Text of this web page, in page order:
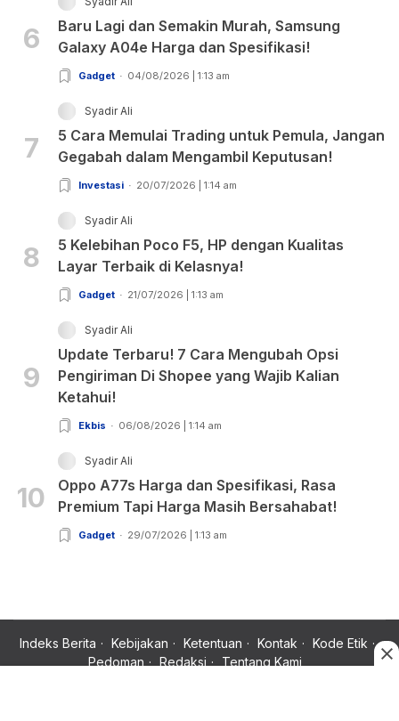
6
Baru Lagi dan Semakin Murah, Samsung
Galaxy A04e Harga dan Spesifikasi!
Gadget 04/08/2026 | 1:13 am
7
Syadir Ali
5 Cara Memulai Trading untuk Pemula, Jangan
Gegabah dalam Mengambil Keputusan!
Investasi 20/07/2026 | 1:14 am
8
Syadir Ali
5 Kelebihan Poco F5, HP dengan Kualitas
Layar Terbaik di Kelasnya!
Gadget 21/07/2026 | 1:13 am
9
Syadir Ali
Update Terbaru! 7 Cara Mengubah Opsi
Pengiriman Di Shopee yang Wajib Kalian
Ketahui!
Ekbis 06/08/2026 | 1:14 am
10
Syadir Ali
Oppo A77s Harga dan Spesifikasi, Rasa
Premium Tapi Harga Masih Bersahabat!
Gadget 29/07/2026 | 1:13 am
Indeks Berita Kebijakan Ketentuan Kontak
Kode Etik
Pedoman
Redaksi Tentang Kami